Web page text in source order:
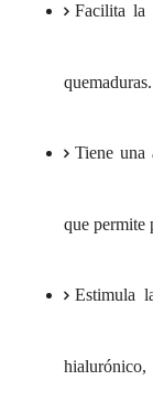
Facilita la
quemaduras.
Tiene una
que permite
Estimula